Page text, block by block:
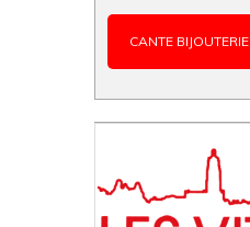
CANTE BIJOUTERIE